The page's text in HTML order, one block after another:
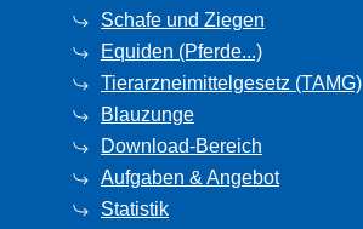
Schafe und Ziegen
Equiden (Pferde...)
Tierarzneimittelgesetz (TAMG)
Blauzunge
Download-Bereich
Aufgaben & Angebot
Statistik